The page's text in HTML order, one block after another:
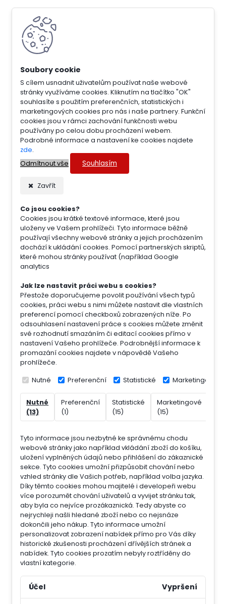
S cílem usnadnit uživatelům používat naše webové
stránky využíváme cookies. Kliknutím na tlačítko "OK"
souhlasíte s použitím preferenčních, statistických i
marketingových cookies pro nás i naše partnery. Funkční
cookies jsou v rámci zachování funkčnosti webu
používány po celou dobu procházení webem.
Podrobné informace a nastavení ke cookies najdete
zde.
Odmítnout vše
Souhlasím
Zavřít
Co jsou cookies?
Cookies jsou krátké textové informace, které jsou
uloženy ve Vašem prohlížeči. Tyto informace běžně
používají všechny webové stránky a jejich procházením
dochází k ukládání cookies. Pomocí partnerských skriptů,
které mohou stránky používat (například Google
analytics
Jak lze nastavit práci webu s cookies?
Přestože doporučujeme povolit používání všech typů
cookies, práci webu s nimi můžete nastavit dle vlastních
preferencí pomocí checkboxů zobrazených níže. Po
odsouhlasení nastavení práce s cookies můžete změnit
své rozhodnutí smazáním či editací cookies přímo v
nastavení Vašeho prohlížeče. Podrobnější informace k
promazání cookies najdete v nápovědě Vašeho
prohlížeče.
Nutné Preferenční Statistické Marketingové
Nutné
(13)
Preferenční
(1)
Statistické
(15)
Marketingové
(15)
Tyto informace jsou nezbytné ke správnému chodu
webové stránky jako například vkládání zboží do košíku,
uložení vyplněných údajů nebo přihlášení do zákaznické
sekce. Tyto cookies umožní přizpůsobit chování nebo
vzhled stránky dle Vašich potřeb, například volba jazyka.
Díky těmto cookies mohou majitelé i developeři webu
více porozumět chování uživatelů a vyvijet stránku tak,
aby byla co nejvíce prozákaznická. Tedy abyste co
nejrychleji našli hledané zboží nebo co nejsnáze
dokončili jeho nákup. Tyto informace umožní
personalizovat zobrazení nabídek přímo pro Vás díky
historické zkušenosti procházení dřívějších stránek a
nabídek. Tyto cookies prozatím nebyly roztříděny do
vlastní kategorie.
Účel Vypršení